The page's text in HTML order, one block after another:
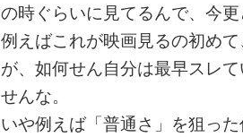
の時ぐらいに見てるんで、今
例えばこれが映画見るの初め
が、如何せん自分は最早スレ
せんな。
いや例えば「普通さ」を狙っ